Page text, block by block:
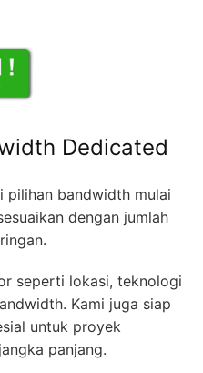
Dedicated
pilihan bandwidth mulai
dengan jumlah
seperti lokasi, teknologi
Kami juga siap
untuk proyek
panjang.